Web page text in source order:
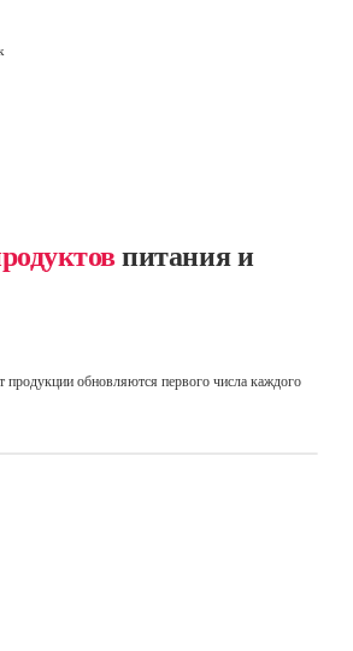
питания и
продукции обновляются первого числа каждого